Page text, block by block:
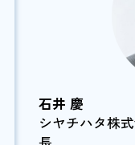
石井 慶
シヤチハタ株